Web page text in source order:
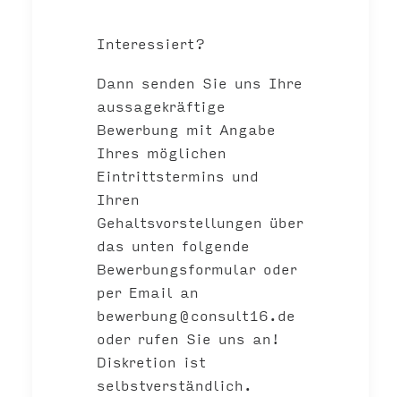
Interessiert?
Dann senden Sie uns Ihre
aussagekräftige
Bewerbung mit Angabe
Ihres möglichen
Eintrittstermins und
Ihren
Gehaltsvorstellungen über
das unten folgende
Bewerbungsformular oder
per Email an
bewerbung@consult16.de
oder rufen Sie uns an!
Diskretion ist
selbstverständlich.